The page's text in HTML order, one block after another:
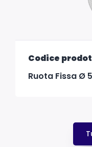
Codice
Ruota Fissa Ø